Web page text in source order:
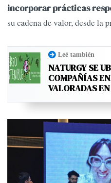
incorporar prácticas
su cadena de valor, desde la
Leé también
NATURGY SE
COMPAÑÍAS
VALORADAS